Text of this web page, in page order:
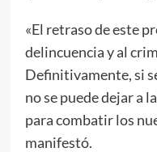
«El retraso de este
delincuencia y al
Definitivamente, si
no se puede dejar a
para combatir los
manifestó.